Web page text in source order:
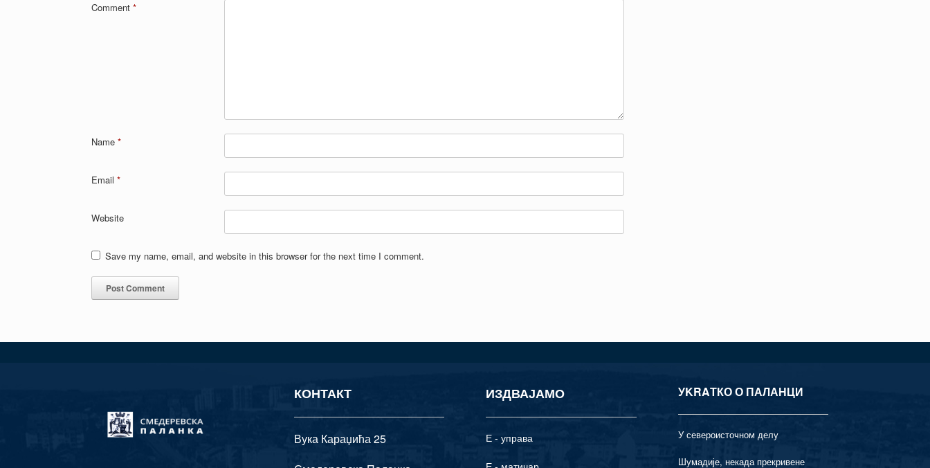
Comment *
Name *
Email *
Website
Save my name, email, and website in this browser for the next time I comment.
КОНТАКТ
Вука Караџића 25
ИЗДВАЈАМО
Е - управа
УKRAТКО О ПАЛАНЦИ
У североисточном делу
Шумадије, некада прекривене